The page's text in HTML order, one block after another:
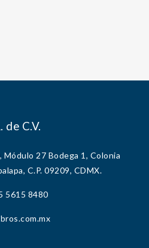
de C.V.
Módulo 27 Bodega 1, Colonia
C.P. 09209, CDMX.
5615 8480